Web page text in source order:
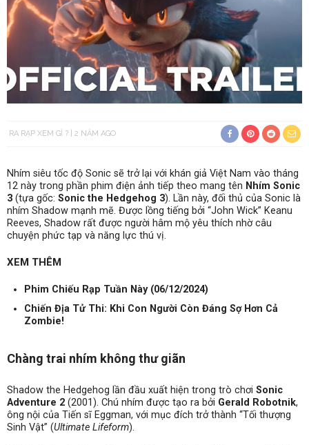
RA RẠP XEM GÌ ? 2 NĂM AGO
Nhím siêu tốc độ Sonic sẽ trở lại với khán giả Việt Nam vào tháng
12 này trong phần phim điện ảnh tiếp theo mang tên Nhím Sonic
3 (tựa gốc: Sonic the Hedgehog 3). Lần này, đối thủ của Sonic là
nhím Shadow mạnh mẽ. Được lồng tiếng bởi “John Wick” Keanu
Reeves, Shadow rất được người hâm mộ yêu thích nhờ câu
chuyện phức tạp và năng lực thú vị.
XEM THÊM
Phim Chiếu Rạp Tuần Này (06/12/2024)
Chiến Địa Tử Thi: Khi Con Người Còn Đáng Sợ Hơn Cả
Zombie!
Chàng trai nhím không thư giãn
Shadow the Hedgehog lần đầu xuất hiện trong trò chơi Sonic
Adventure 2 (2001). Chú nhím được tạo ra bởi Gerald Robotnik,
ông nội của Tiến sĩ Eggman, với mục đích trở thành “Tối thượng
Sinh Vật” (Ultimate Lifeform).